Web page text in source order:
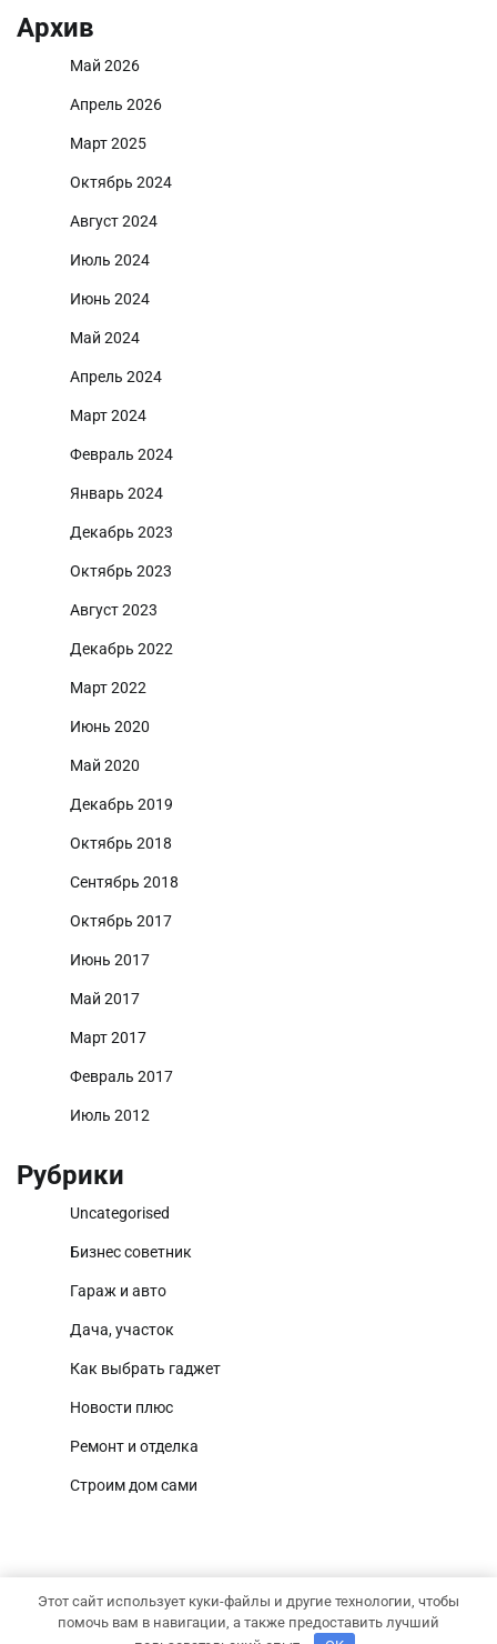
Архив
Май 2026
Апрель 2026
Март 2025
Октябрь 2024
Август 2024
Июль 2024
Июнь 2024
Май 2024
Апрель 2024
Март 2024
Февраль 2024
Январь 2024
Декабрь 2023
Октябрь 2023
Август 2023
Декабрь 2022
Март 2022
Июнь 2020
Май 2020
Декабрь 2019
Октябрь 2018
Сентябрь 2018
Октябрь 2017
Июнь 2017
Май 2017
Март 2017
Февраль 2017
Июль 2012
Рубрики
Uncategorised
Бизнес советник
Гараж и авто
Дача, участок
Как выбрать гаджет
Новости плюс
Ремонт и отделка
Строим дом сами
Территория домаТема National
Этот сайт использует куки-файлы и другие технологии, чтобы
помочь вам в навигации, а также предоставить лучший